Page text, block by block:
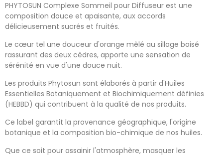
PHYTOSUN Complexe Sommeil pour Diffuseur est une
composition douce et apaisante, aux accords
délicieusement sucrés et fruités.
Le cœur tel une douceur d'orange mêlé au sillage boisé
rassurant des deux cèdres, apporte une sensation de
sérénité en vue d'une douce nuit.
Les produits Phytosun sont élaborés à partir d'Huiles
Essentielles Botaniquement et Biochimiquement définies
(HEBBD) qui contribuent à la qualité de nos produits.
Ce label garantit la provenance géographique, l'origine
botanique et la composition bio-chimique de nos huiles.
Que ce soit pour assainir l'atmosphère, masquer les